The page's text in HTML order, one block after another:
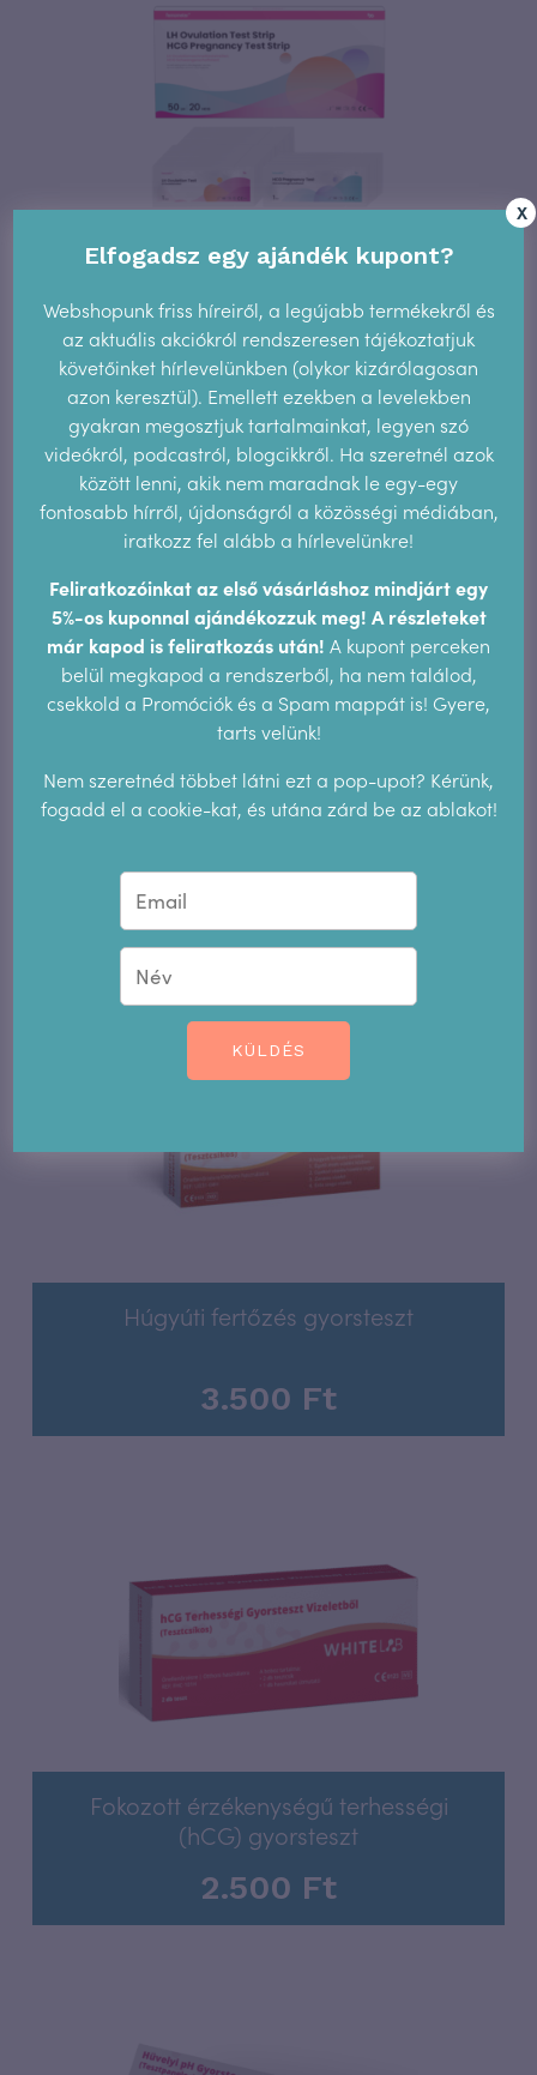
Ovulációs és terhességi tesztcsomag –
50 db ovulációs + 20 db terhességi
teszt
7.990Ft
Candida albicans (hüvelygomba)
Húgyúti fertőzés gyorsteszt
3.500 Ft
Fokozott érzékenységű terhességi
(hCG) gyorsteszt
2.500 Ft
X
Elfogadsz egy ajándék kupont?
Webshopunk friss híreiről, a legújabb termékekről és
az aktuális akciókról rendszeresen tájékoztatjuk
követőinket hírlevelünkben (olykor kizárólagosan
azon keresztül). Emellett ezekben a levelekben
gyakran megosztjuk tartalmainkat, legyen szó
videókról, podcastról, blogcikkről. Ha szeretnél azok
között lenni, akik nem maradnak le egy-egy
fontosabb hírről, újdonságról a közösségi médiában,
iratkozz fel alább a hírlevelünkre!
Feliratkozóinkat az első vásárláshoz mindjárt egy
5%-os kuponnal ajándékozzuk meg! A részleteket
már kapod is feliratkozás után! A kupont perceken
belül megkapod a rendszerből, ha nem találod,
csekkold a Promóciók és a Spam mappát is! Gyere,
tarts velünk!
Nem szeretnéd többet látni ezt a pop-upot? Kérünk,
fogadd el a cookie-kat, és utána zárd be az ablakot!
KÜLDÉS